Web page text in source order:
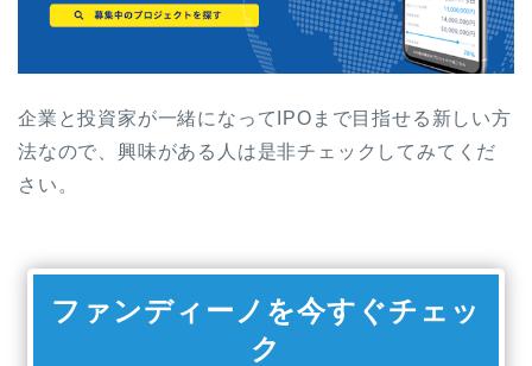
企業と投資家が一緒になってIPOまで目指せる新しい方
法なので、興味がある人は是非チェックしてみてくだ
さい。
ファンディーノを今すぐチェッ
ク